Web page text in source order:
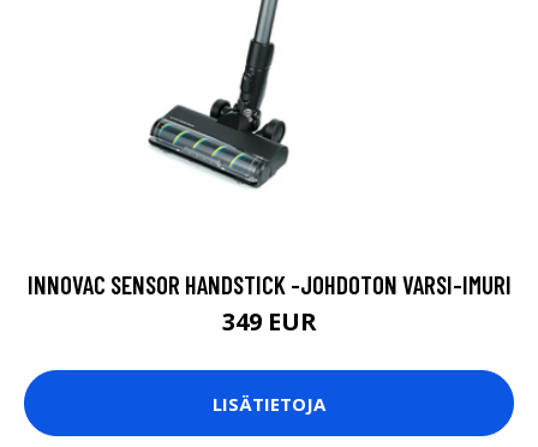
INNOVAC SENSOR HANDSTICK -JOHDOTON VARSI-IMURI
349 EUR
LISÄTIETOJA